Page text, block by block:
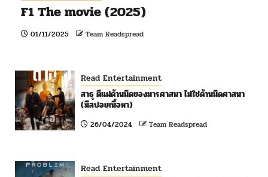
F1 The movie (2025)
01/11/2025 Team Readspread
Read Entertainment
สาธุ ตีแผ่ด้านมืดของมารศาสนา ไม่ใช่ด้านมืดศาสนา
(มีสปอยเนื้อหา)
26/04/2024 Team Readspread
Read Entertainment